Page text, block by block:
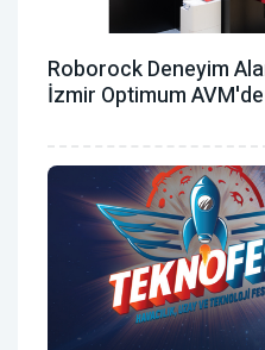
Roborock Deneyim
İzmir Optimum AVM'de